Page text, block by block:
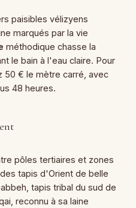
paisibles vélizyens
marqués par la vie
méthodique chasse la
le bain à l'eau claire. Pour
50 € le mètre carré, avec
48 heures.
pôles tertiaires et zones
tapis d'Orient de belle
tapis tribal du sud de
reconnu à sa laine